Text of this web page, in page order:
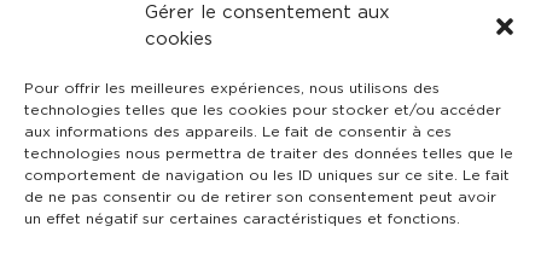
Gérer le consentement aux
cookies
Pour offrir les meilleures expériences, nous utilisons des
technologies telles que les cookies pour stocker et/ou accéder
aux informations des appareils. Le fait de consentir à ces
technologies nous permettra de traiter des données telles que le
comportement de navigation ou les ID uniques sur ce site. Le fait
de ne pas consentir ou de retirer son consentement peut avoir
un effet négatif sur certaines caractéristiques et fonctions.
TÉLÉCHARGEZ GRATUITEMENT
L’APPLICATION TVBA !
SUIVEZ-NOUS !